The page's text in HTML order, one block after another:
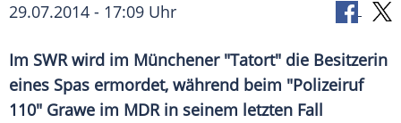
29.07.2014 - 17:09 Uhr
Im SWR wird im Münchener "Tatort" die Besitzerin
eines Spas ermordet, während beim "Polizeiruf
110" Grawe im MDR in seinem letzten Fall